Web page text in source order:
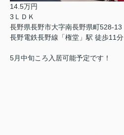
14.5万円
3ＬＤＫ
長野県長野市大字南長野県町528-13
長野電鉄長野線「権堂」駅 徒歩11分
5月中旬ころ入居可能予定です！